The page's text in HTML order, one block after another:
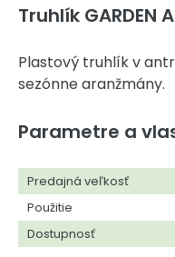
Truhlík GARDEN
Plastový truhlík v
sezónne aranžmány.
Parametre a
Predajná veľkosť
Použitie
Dostupnosť